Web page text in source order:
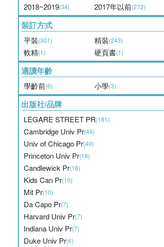
2018~2019(34) 2017年以前(272)
裝訂方式
平裝(301) 精裝(243)
軟精(1) 硬頁書(1)
適讀年齡
學齡前(6) 小學(3)
出版社/品牌
LEGARE STREET PR(181)
Cambridge Univ Pr(49)
Univ of Chicago Pr(40)
Princeton Univ Pr(18)
Candlewick Pr(16)
Kids Can Pr(10)
Mit Pr(10)
Da Capo Pr(7)
Harvard Univ Pr(7)
Indiana Univ Pr(7)
Duke Univ Pr(6)